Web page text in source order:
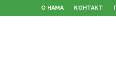
О НАМА КОНТАКТ